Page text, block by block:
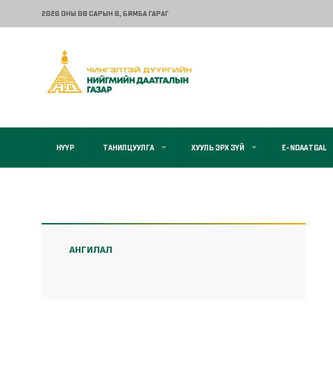
2026 ОНЫ 08 САРЫН 8, БЯМБА ГАРАГ
НҮҮР ТАНИЛЦУУЛГА ХУУЛЬ ЭРХ ЗҮЙ E-NDAATGAL
АНГИЛАЛ